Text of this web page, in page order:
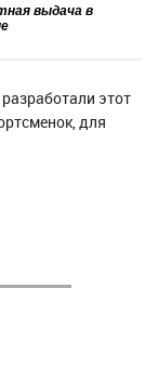
выдача в
этот
для